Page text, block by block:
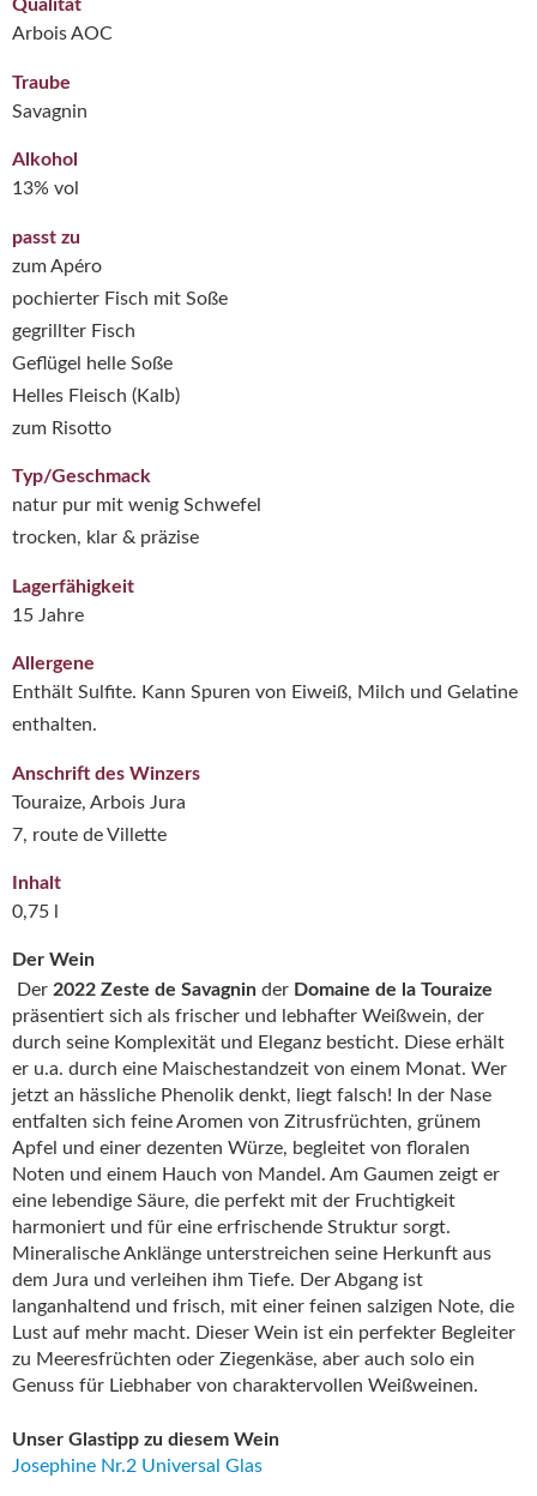
Der Wein
Der 2022 Zeste de Savagnin der Domaine de la Touraize
präsentiert sich als frischer und lebhafter Weißwein, der
durch seine Komplexität und Eleganz besticht. Diese erhält
er u.a. durch eine Maischestandzeit von einem Monat. Wer
jetzt an hässliche Phenolik denkt, liegt falsch! In der Nase
entfalten sich feine Aromen von Zitrusfrüchten, grünem
Apfel und einer dezenten Würze, begleitet von floralen
Noten und einem Hauch von Mandel. Am Gaumen zeigt er
eine lebendige Säure, die perfekt mit der Fruchtigkeit
harmoniert und für eine erfrischende Struktur sorgt.
Mineralische Anklänge unterstreichen seine Herkunft aus
dem Jura und verleihen ihm Tiefe. Der Abgang ist
langanhaltend und frisch, mit einer feinen salzigen Note, die
Lust auf mehr macht. Dieser Wein ist ein perfekter Begleiter
zu Meeresfrüchten oder Ziegenkäse, aber auch solo ein
Genuss für Liebhaber von charaktervollen Weißweinen.
Unser Glastipp zu diesem Wein
Josephine Nr.2 Universal Glas
Qualität
Arbois AOC
Traube
Savagnin
Alkohol
13% vol
passt zu
zum Apéro
pochierter Fisch mit Soße
gegrillter Fisch
Geflügel helle Soße
Helles Fleisch (Kalb)
zum Risotto
Typ/Geschmack
natur pur mit wenig Schwefel
trocken, klar & präzise
Lagerfähigkeit
15 Jahre
Allergene
Enthält Sulfite. Kann Spuren von Eiweiß, Milch und Gelatine
enthalten.
Anschrift des Winzers
Touraize, Arbois Jura
7, route de Villette
Inhalt
0,75 l